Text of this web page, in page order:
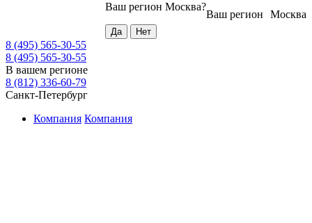
Москва
Ваш регион
Ваш регион Москва?
8 (495) 565-30-55
8 (495) 565-30-55
В вашем регионе
8 (812) 336-60-79
Санкт-Петербург
Компания Компания